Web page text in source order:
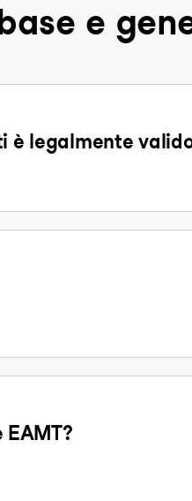
e
è legalmente